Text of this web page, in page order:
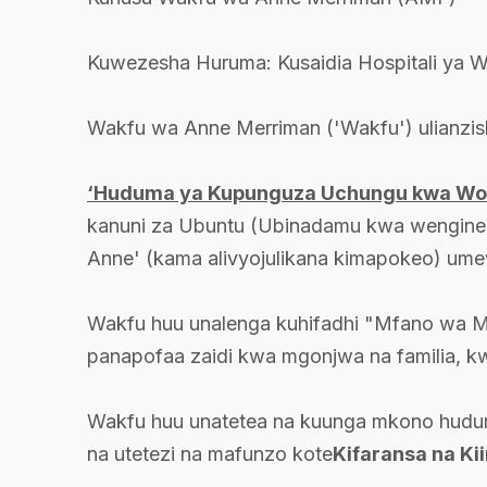
Kuwezesha Huruma: Kusaidia Hospitali ya
Wakfu wa Anne Merriman ('Wakfu')
‘Huduma ya Kupunguza Uchungu kwa
kanuni za Ubuntu (Ubinadamu kwa
Anne' (kama alivyojulikana kimapokeo)
Wakfu huu unalenga kuhifadhi "Mfano wa
panapofaa zaidi kwa mgonjwa na familia,
Wakfu huu unatetea na kuunga mkono
na utetezi na mafunzo koteKifaransa na